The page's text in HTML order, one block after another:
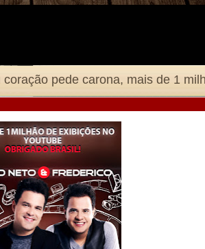
pede carona, mais de 1